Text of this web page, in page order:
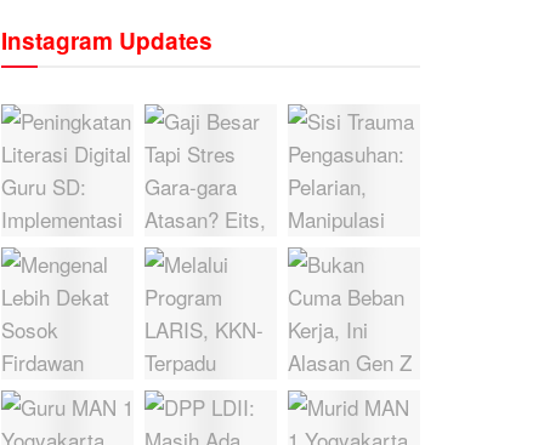
Instagram Updates